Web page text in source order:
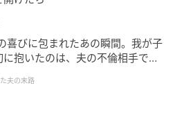
びに包まれたあの瞬間。我が子
に抱いたのは、夫の不倫相手でし
夫の末路